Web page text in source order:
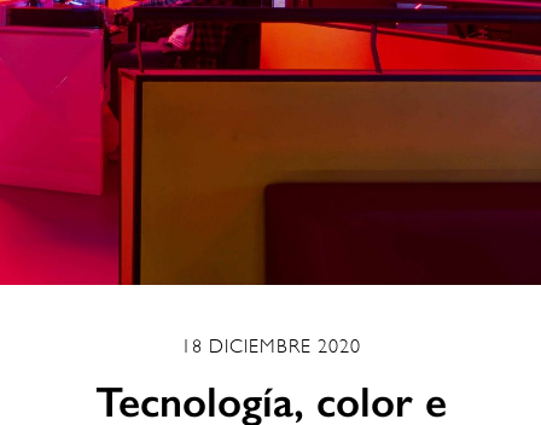
18 DICIEMBRE 2020
Tecnología, color e